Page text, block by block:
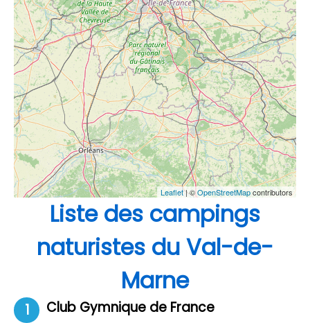
Leaflet| ©OpenStreetMapcontributors
Liste des campings
naturistes du Val-de-
Marne
1 Club Gymnique de France